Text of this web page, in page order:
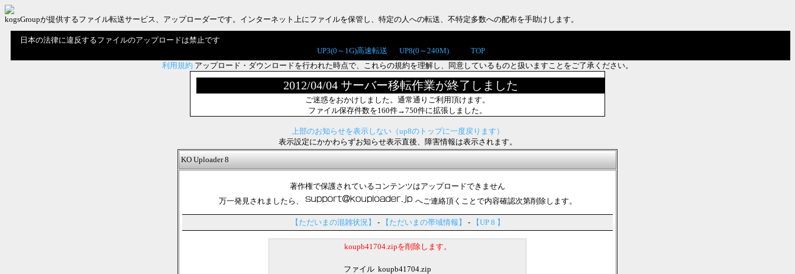
kogsGroupが提供するファイル転送サービス、アップローダーです。インターネット上にファイルを保管し、特定の人への転送、不特定多数への配布を手助けします。
日本の法律に違反するファイルのアップロードは禁止です
UP3(0～1G)高速転送
UP8(0～240M)
TOP
利用規約 アップロード・ダウンロードを行われた時点で、これらの規約を理解し、同意しているものと扱いますことをご了承ください。
2012/04/04 サーバー移転作業が終了しました
ご迷惑をおかけしました。通常通りご利用頂けます。
ファイル保存件数を160件→750件に拡張しました。
上部のお知らせを表示しない（up8のトップに一度戻ります）
表示設定にかかわらずお知らせ表示直後、障害情報は表示されます。
KO Uploader 8
著作権で保護されているコンテンツはアップロードできません
万一発見されましたら、
へご連絡頂くことで内容確認次第削除します。
【ただいまの混雑状況】 - 【ただいまの帯域情報】 - 【UP 8 】
koupb41704.zipを削除します。
ファイル koupb41704.zip